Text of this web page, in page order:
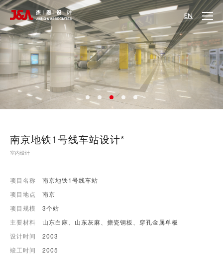
EN
南京地铁1号线车站设计*
室内设计
项目名称
南京地铁1号线车站
项目地点
南京
项目规模
3个站
主要材料
山东白麻、山东灰麻、搪瓷钢板、穿孔金属单板
设计时间
2003
竣工时间
2005